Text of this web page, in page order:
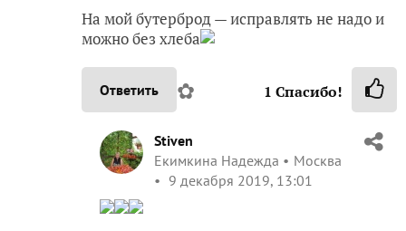
На мой бутерброд — исправлять не надо и
можно без хлеба
Ответить ✿ 1 Спасибо!
Stiven
Екимкина Надежда
Москва
9 декабря 2019, 13:01